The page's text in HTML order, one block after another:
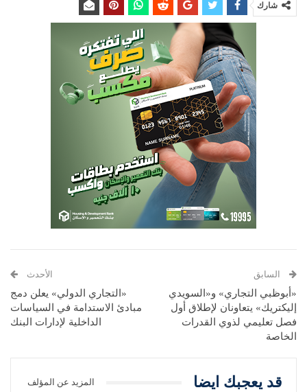
شارك
السابق
«أبوظبي التجاري» و«السويدي
إليكتريك» يتعاونان لإطلاق أول
فصل تعليمي لذوي القدرات
الخاصة
الأحدث
«التجاري الدولي» يعلن دمج
مبادئ الاستدامة في السياسات
الداخلية لإدارات البنك
قد يعجبك ايضا المزيد عن المؤلف